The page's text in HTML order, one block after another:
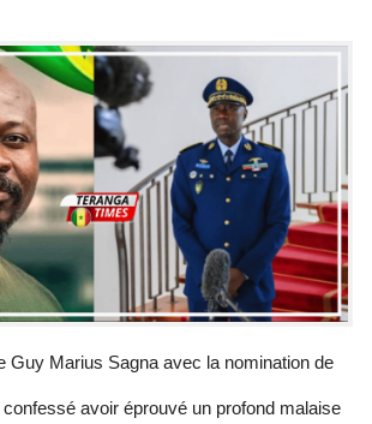
avoir éprouvé un profond malaise